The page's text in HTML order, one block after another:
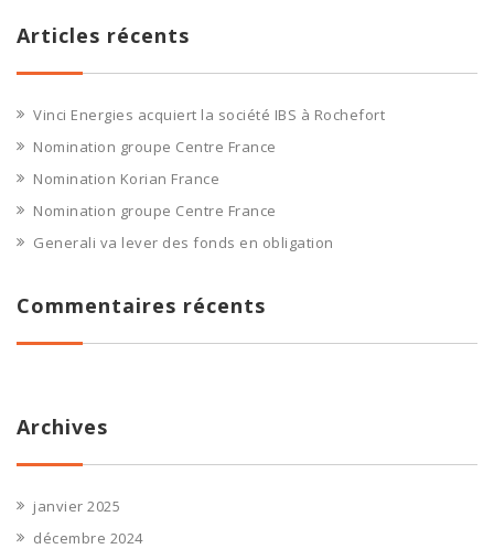
Articles récents
Vinci Energies acquiert la société IBS à Rochefort
Nomination groupe Centre France
Nomination Korian France
Nomination groupe Centre France
Generali va lever des fonds en obligation
Commentaires récents
Archives
janvier 2025
décembre 2024